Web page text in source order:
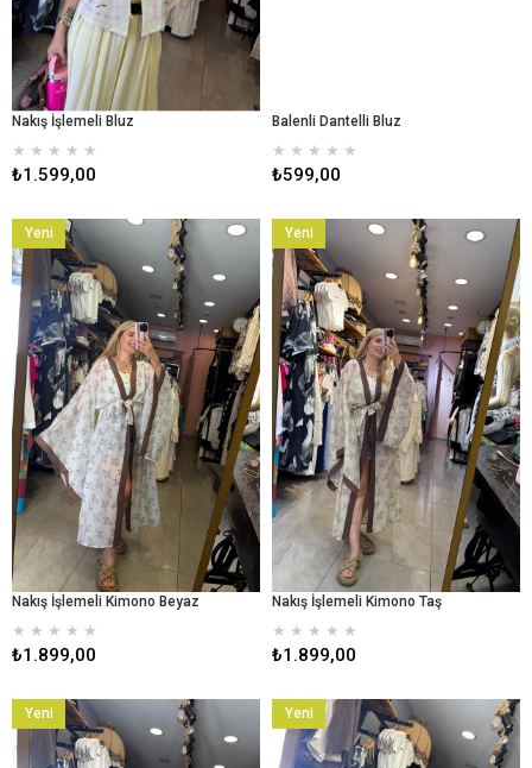
Nakış İşlemeli Bluz
★ ★ ★ ★ ★
₺1.599,00
Balenli Dantelli Bluz
★ ★ ★ ★ ★
₺599,00
Nakış İşlemeli Kimono Beyaz
★ ★ ★ ★ ★
₺1.899,00
Yeni
Ürün
Nakış İşlemeli Kimono Taş
★ ★ ★ ★ ★
₺1.899,00
Yeni
Ürün
Yeni
Ürün
Yeni
Ürün